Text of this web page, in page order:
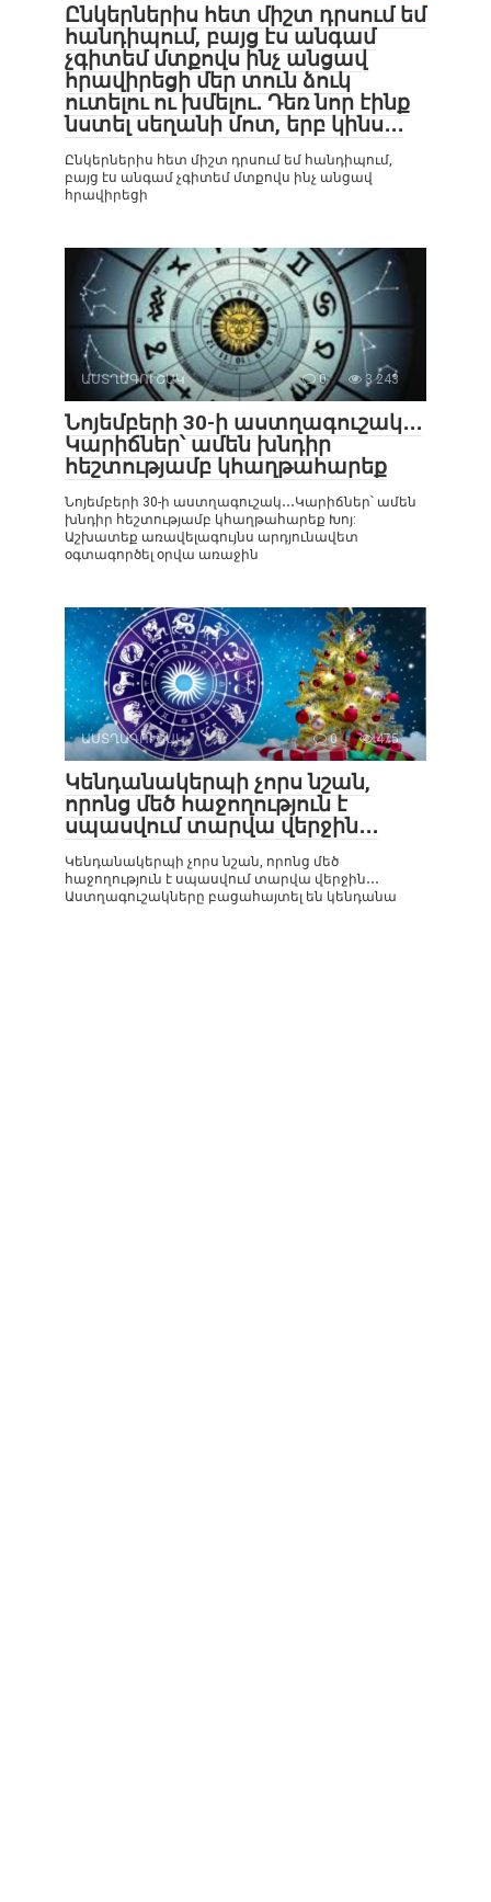
Ընկերներիս հետ միշտ դրսում եմ
հանդիպում, բայց էս անգամ
չգիտեմ մտքովս ինչ անցավ
հրավիրեցի մեր տուն ձուկ
ուտելու ու խմելու․ Դեռ նոր էինք
նստել սեղանի մոտ, երբ կինս․․․
Ընկերներիս հետ միշտ դրսում եմ հանդիպում,
բայց էս անգամ չգիտեմ մտքովս ինչ անցավ
հրավիրեցի
ԱՍՏՂԱԳՈՒՇԱԿ 0 3 243
Նոյեմբերի 30-ի աստղագուշակ․․․
Կարիճներ՝ ամեն խնդիր
հեշտությամբ կհաղթահարեք
Նոյեմբերի 30-ի աստղագուշակ․․․Կարիճներ՝ ամեն
խնդիր հեշտությամբ կհաղթահարեք Խոյ:
Աշխատեք առավելագույնս արդյունավետ
օգտագործել օրվա առաջին
ԱՍՏՂԱԳՈՒՇԱԿ 0 475
Կենդանակերպի չորս նշան,
որոնց մեծ հաջողություն է
սպասվում տարվա վերջին․․․
Կենդանակերպի չորս նշան, որոնց մեծ
հաջողություն է սպասվում տարվա վերջին․․․
Աստղագուշակները բացահայտել են կենդանա